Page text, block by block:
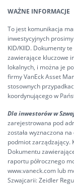
WAŻNE INFORMACJE
To jest komunikacja
inwestycyjnych
KID/KIID. Dokumenty
zawierające kluczowe
lokalnych, i można je
firmy VanEck Asset
stosownych
koordynującego w
Dla inwestorów w
zarejestrowana pod
została wyznaczona
podmiot zarządzający.
Dokumentu
raportu półrocznego
www.vaneck.com lub
Szwajcarii: Zeidler